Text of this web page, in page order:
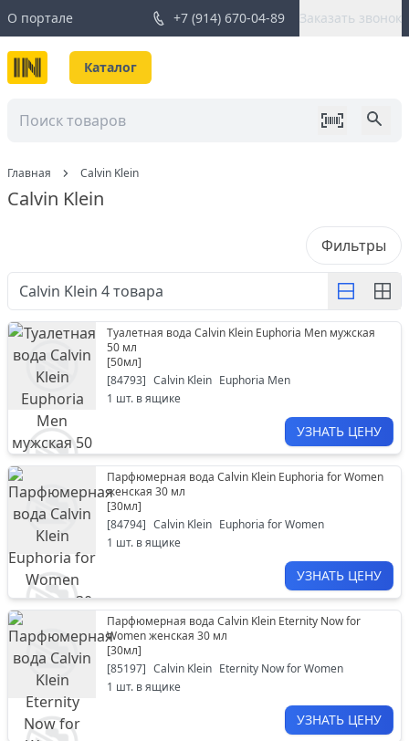
О портале +7 (914) 670-04-89 Заказать звонок
Каталог
Главная Calvin Klein
Calvin Klein
Фильтры
Calvin Klein 4товара
Туалетная вода Calvin Klein Euphoria Men мужская
50 мл
[50мл]
[84793] Calvin Klein Euphoria Men
1 шт. в ящике
УЗНАТЬ ЦЕНУ
Парфюмерная вода Calvin Klein Euphoria for Women
женская 30 мл
[30мл]
[84794] Calvin Klein Euphoria for Women
1 шт. в ящике
УЗНАТЬ ЦЕНУ
Парфюмерная вода Calvin Klein Eternity Now for
Women женская 30 мл
[30мл]
[85197] Calvin Klein Eternity Now for Women
1 шт. в ящике
УЗНАТЬ ЦЕНУ